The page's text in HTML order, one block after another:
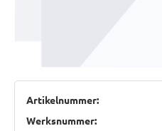
Artikelnummer:
Werksnummer: